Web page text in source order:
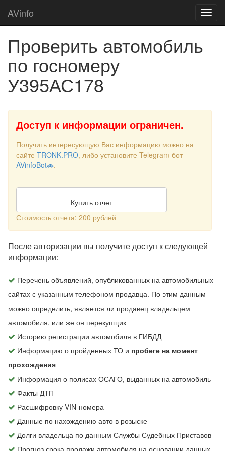
AVinfo
Проверить автомобиль
по госномеру
У395АС178
Доступ к информации ограничен.
Получить интересующую Вас информацию можно на
сайте TRONK.PRO, либо установите Telegram-бот
AVinfoBot🚗.
Купить отчет
Стоимость отчета: 200 рублей
После авторизации вы получите доступ к следующей
информации:
Перечень объявлений, опубликованных на автомобильных
сайтах с указанным телефоном продавца. По этим данным
можно определить, является ли продавец владельцем
автомобиля, или же он перекупщик
Историю регистрации автомобиля в ГИБДД
Информацию о пройденных ТО и пробеге на момент
прохождения
Информация о полисах ОСАГО, выданных на автомобиль
Факты ДТП
Расшифровку VIN-номера
Данные по нахождению авто в розыске
Долги владельца по данным Службы Судебных Приставов
Прогноз срока продажи автомобиля на основании данных